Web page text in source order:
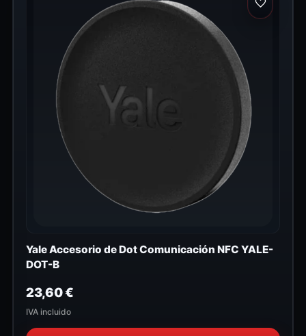
Yale Accesorio de Dot Comunicación NFC YALE-
DOT-B
23,60€
IVA incluido